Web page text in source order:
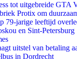
tot uitgebreide GTA
Protix om
79-jarige leeftijd
en Sint-Petersburg
uitstel van betaling
in Dordrecht